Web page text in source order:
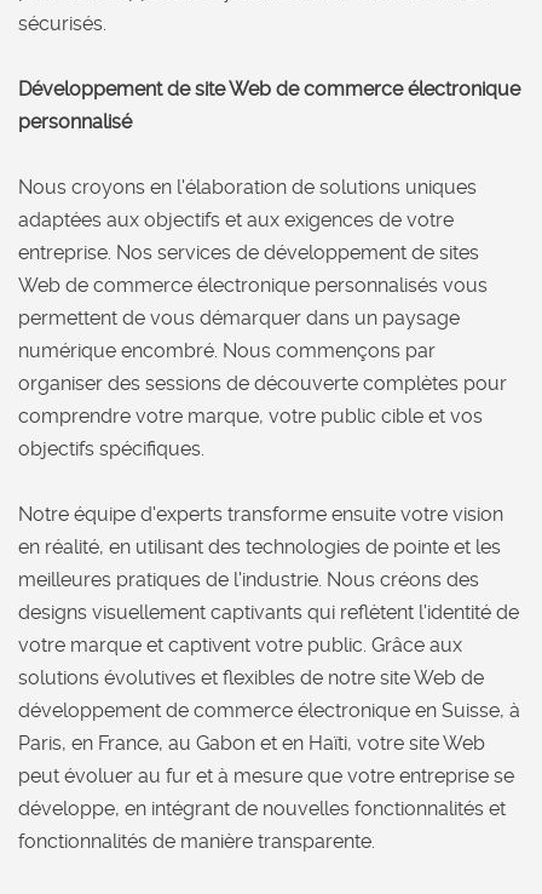
sécurisés.
Développement de site Web de commerce électronique
personnalisé
Nous croyons en l'élaboration de solutions uniques
adaptées aux objectifs et aux exigences de votre
entreprise. Nos services de développement de sites
Web de commerce électronique personnalisés vous
permettent de vous démarquer dans un paysage
numérique encombré. Nous commençons par
organiser des sessions de découverte complètes pour
comprendre votre marque, votre public cible et vos
objectifs spécifiques.
Notre équipe d'experts transforme ensuite votre vision
en réalité, en utilisant des technologies de pointe et les
meilleures pratiques de l'industrie. Nous créons des
designs visuellement captivants qui reflètent l'identité de
votre marque et captivent votre public. Grâce aux
solutions évolutives et flexibles de notre site Web de
développement de commerce électronique en Suisse, à
Paris, en France, au Gabon et en Haïti, votre site Web
peut évoluer au fur et à mesure que votre entreprise se
développe, en intégrant de nouvelles fonctionnalités et
fonctionnalités de manière transparente.